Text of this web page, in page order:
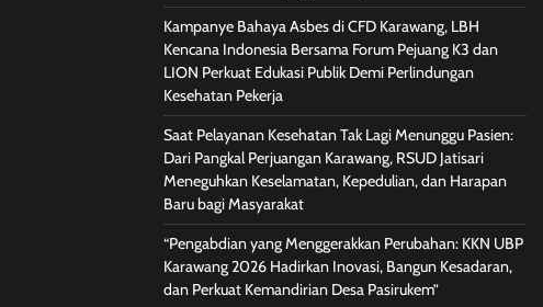
Kampanye Bahaya Asbes di CFD Karawang, LBH
Kencana Indonesia Bersama Forum Pejuang K3 dan
LION Perkuat Edukasi Publik Demi Perlindungan
Kesehatan Pekerja
Saat Pelayanan Kesehatan Tak Lagi Menunggu Pasien:
Dari Pangkal Perjuangan Karawang, RSUD Jatisari
Meneguhkan Keselamatan, Kepedulian, dan Harapan
Baru bagi Masyarakat
“Pengabdian yang Menggerakkan Perubahan: KKN UBP
Karawang 2026 Hadirkan Inovasi, Bangun Kesadaran,
dan Perkuat Kemandirian Desa Pasirukem”